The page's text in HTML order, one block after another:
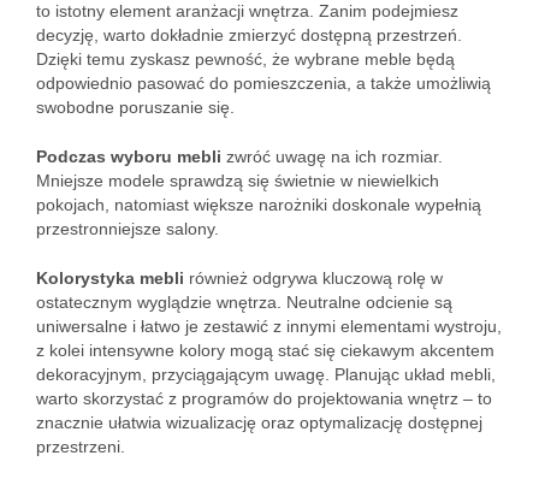
to istotny element aranżacji wnętrza. Zanim podejmiesz
decyzję, warto dokładnie zmierzyć dostępną przestrzeń.
Dzięki temu zyskasz pewność, że wybrane meble będą
odpowiednio pasować do pomieszczenia, a także umożliwią
swobodne poruszanie się.
Podczas wyboru mebli zwróć uwagę na ich rozmiar.
Mniejsze modele sprawdzą się świetnie w niewielkich
pokojach, natomiast większe narożniki doskonale wypełnią
przestronniejsze salony.
Kolorystyka mebli również odgrywa kluczową rolę w
ostatecznym wyglądzie wnętrza. Neutralne odcienie są
uniwersalne i łatwo je zestawić z innymi elementami wystroju,
z kolei intensywne kolory mogą stać się ciekawym akcentem
dekoracyjnym, przyciągającym uwagę. Planując układ mebli,
warto skorzystać z programów do projektowania wnętrz – to
znacznie ułatwia wizualizację oraz optymalizację dostępnej
przestrzeni.